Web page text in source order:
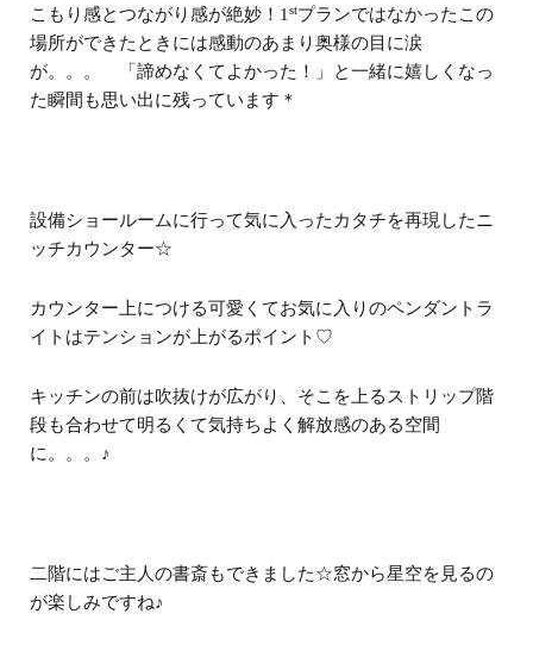
こもり感とつながり感が絶妙！1stプランではなかったこの
場所ができたときには感動のあまり奥様の目に涙
が。。。 「諦めなくてよかった！」と一緒に嬉しくなっ
た瞬間も思い出に残っています＊
設備ショールームに行って気に入ったカタチを再現したニ
ッチカウンター☆
カウンター上につける可愛くてお気に入りのペンダントラ
イトはテンションが上がるポイント♡
キッチンの前は吹抜けが広がり、そこを上るストリップ階
段も合わせて明るくて気持ちよく解放感のある空間
に。。。♪
二階にはご主人の書斎もできました☆窓から星空を見るの
が楽しみですね♪